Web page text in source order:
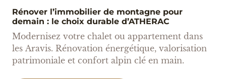
Rénover l’immobilier de montagne pour
demain : le choix durable d’ATHERAC
Modernisez votre chalet ou appartement dans
les Aravis. Rénovation énergétique, valorisation
patrimoniale et confort alpin clé en main.